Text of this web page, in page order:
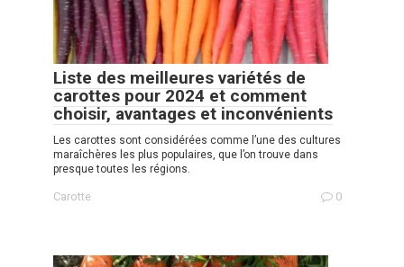
Liste des meilleures variétés de
carottes pour 2024 et comment
choisir, avantages et inconvénients
Les carottes sont considérées comme l’une des cultures
maraîchères les plus populaires, que l’on trouve dans
presque toutes les régions.
Carotte 0